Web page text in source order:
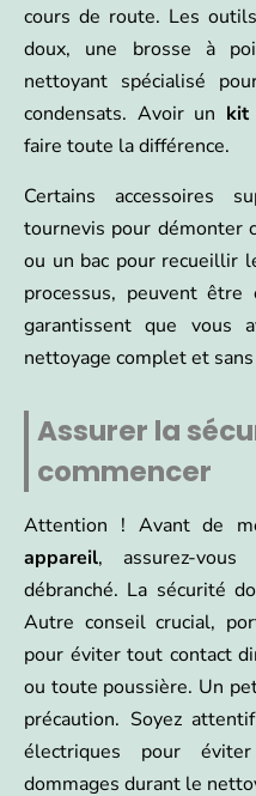
cours de route. Les
doux, une brosse à
nettoyant spécialisé
condensats. Avoir un kit
faire toute la différence.
Certains accessoires
tournevis pour démonter
ou un bac pour recueillir
processus, peuvent
garantissent que vous
nettoyage complet et sans
Assurer la
commencer
Attention ! Avant de
appareil, assurez-
débranché. La sécurité
Autre conseil crucial,
pour éviter tout contact
ou toute poussière. Un
précaution. Soyez
électriques pour
dommages durant le